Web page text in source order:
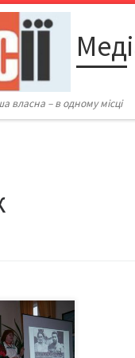
власна – в одному місці
День
значної
95